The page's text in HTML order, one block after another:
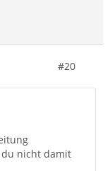
#20
du nicht damit